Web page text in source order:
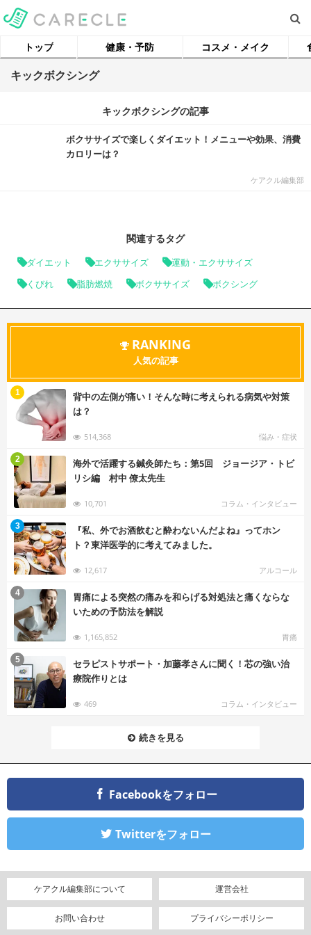
トップ 健康・予防 コスメ・メイク
キックボクシング
キックボクシングの記事
ボクササイズで楽しくダイエット！メニューや効果、消費
カロリーは？
ケアクル編集部
関連するタグ
ダイエット エクササイズ 運動・エクササイズ
くびれ 脂肪燃焼 ボクササイズ ボクシング
RANKING
人気の記事
背中の左側が痛い！そんな時に考えられる病気や対策
は？
514,368 悩み・症状
1
海外で活躍する鍼灸師たち：第5回 ジョージア・トビ
リシ編 村中 僚太先生
10,701 コラム・インタビュー
2
『私、外でお酒飲むと酔わないんだよね』ってホン
ト？東洋医学的に考えてみました。
12,617 アルコール
3
胃痛による突然の痛みを和らげる対処法と痛くならな
いための予防法を解説
1,165,852 胃痛
4
セラピストサポート・加藤孝さんに聞く！芯の強い治
療院作りとは
469 コラム・インタビュー
5
続きを見る
Facebookをフォロー
Twitterをフォロー
ケアクル編集部について 運営会社
お問い合わせ プライバシーポリシー